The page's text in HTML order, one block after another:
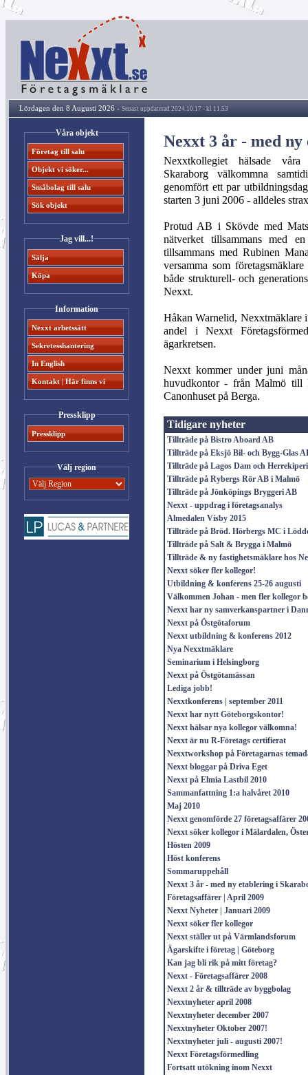
Lördagen den 8 Augusti 2026 - Senast uppdaterad 2024.10.17 - kl 11.53
Våra objekt
Företag till salu
Objekt vi söker...
Småbolag till salu
Sök objekt
Jag vill...!
Sälja
Köpa
Information
Nexxt arbetssätt
Sekretesshantering
In English
Kontakt | Här finns vi
Pressklipp
Pressklipp
Välj region
Nexxt 3 år - med
Nexxtkollegiet hälsade
Skaraborg välkommna
genomfört ett par
starten 3 juni 2006 - alldeles
Protud AB i Skövde med
nätverket tillsammans med
tillsammans med Rubinen
versamma som
både strukturell- och
Nexxt.
Håkan Warnelid, Nexxtmäklare
andel i Nexxt
ägarkretsen.
Nexxt kommer under juni
huvudkontor - från Malmö till
Canonhuset på Berga.
Tidigare nyheter
Tillträde på Bistro Aboard AB
Tillträde på Eksjö Bil- och Bygg-Glas
Tillträde på Lagos Dam och
Tillträde på Rybergs Rör AB i Malmö
Tillträde på Jönköpings Bryggeri AB
Nexxt - uppdrag i företagsanalys
Almedalen Visby 2015
Tillträde på Bröd. Hörbergs MC i
Tillträde på Salt & Brygga i Malmö
Tillträde & ny fastighetsmäklare hos
Nexxt söker fler kollegor!
Utbildning & konferens 25-26 augusti
Välkommen Johan - men fler kollegor
Nexxt har ny samverkanspartner i
Nexxt på Östgötaforum
Nexxt utbildning & konferens 2012
Nya Nexxtmäklare
Seminarium i Helsingborg
Nexxt på Östgötamässan
Lediga jobb!
Nexxtkonferens | september 2011
Nexxt har nytt Göteborgskontor!
Nexxt hälsar nya kollegor välkomna!
Nexxt är nu R-Företags certifierat
Nexxtworkshop på Företagarnas
Nexxt bloggar på Driva Eget
Nexxt på Elmia Lastbil 2010
Sammanfattning 1:a halvåret 2010
Maj 2010
Nexxt genomförde 27 företagsaffärer
Nexxt söker kollegor i Mälardalen,
Hösten 2009
Höst konferens
Sommaruppehåll
Nexxt 3 år - med ny etablering i
Företagsaffärer | April 2009
Nexxt Nyheter | Januari 2009
Nexxt söker fler kollegor
Nexxt ställer ut på Värmlandsforum
Ägarskifte i företag | Göteborg
Kan jag bli rik på mitt företag?
Nexxt - Företagsaffärer 2008
Nexxt 2 år & tillträde av byggbolag
Nexxtnyheter april 2008
Nexxtnyheter december 2007
Nexxtnyheter Oktober 2007!
Nexxtnyheter juli - augusti 2007!
Nexxt Företagsförmedling
Fortsatt utökning inom Nexxt